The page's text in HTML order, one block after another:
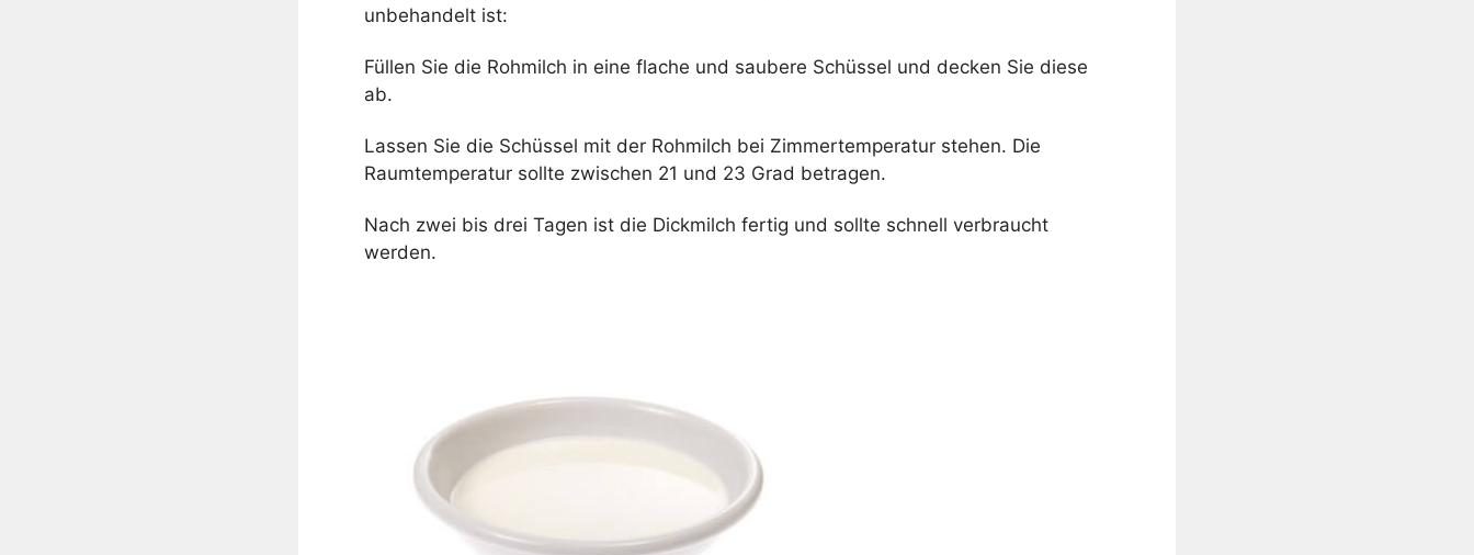
unbehandelt ist:
Füllen Sie die Rohmilch in eine flache und saubere Schüssel und decken Sie diese
ab.
Lassen Sie die Schüssel mit der Rohmilch bei Zimmertemperatur stehen. Die
Raumtemperatur sollte zwischen 21 und 23 Grad betragen.
Nach zwei bis drei Tagen ist die Dickmilch fertig und sollte schnell verbraucht
werden.